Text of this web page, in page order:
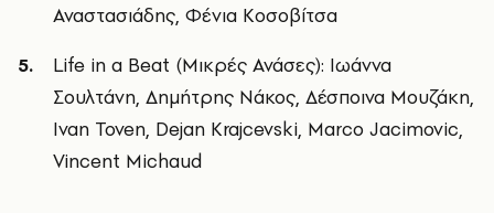
Αναστασιάδης, Φένια Κοσοβίτσα
Life in a Beat (Μικρές Ανάσες): Ιωάννα
Σουλτάνη, Δημήτρης Νάκος, Δέσποινα Μουζάκη,
Ivan Toven, Dejan Krajcevski, Marco Jacimovic,
Vincent Michaud